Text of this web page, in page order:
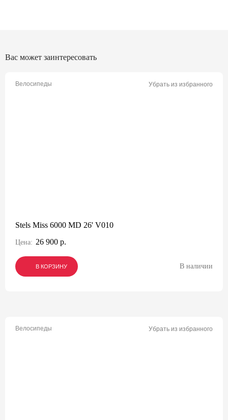
Вас может заинтересовать
Велосипеды Убрать из избранного
Stels Miss 6000 MD 26' V010
Цена: 26 900 р.
В КОРЗИНУ
В КОРЗИНУ
В КОРЗИНУ В наличии
Велосипеды Убрать из избранного